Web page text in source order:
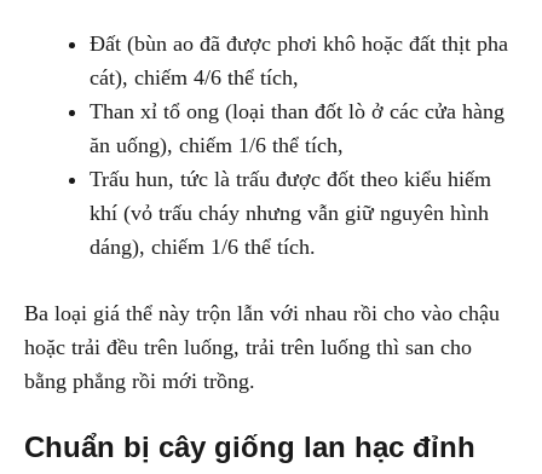
Đất (bùn ao đã được phơi khô hoặc đất thịt pha
cát), chiếm 4/6 thể tích,
Than xỉ tổ ong (loại than đốt lò ở các cửa hàng
ăn uống), chiếm 1/6 thể tích,
Trấu hun, tức là trấu được đốt theo kiểu hiếm
khí (vỏ trấu cháy nhưng vẫn giữ nguyên hình
dáng), chiếm 1/6 thể tích.
Ba loại giá thể này trộn lẫn với nhau rồi cho vào chậu
hoặc trải đều trên luống, trải trên luống thì san cho
bằng phẳng rồi mới trồng.
Chuẩn bị cây giống lan hạc đỉnh